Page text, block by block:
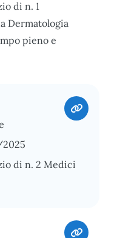
di n. 1
Dermatologia
pieno e
di n. 2 Medici